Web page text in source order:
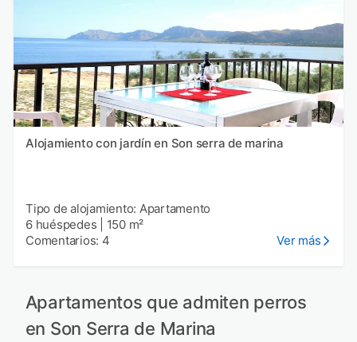
Alojamiento con jardín en Son serra de marina
Tipo de alojamiento: Apartamento
6 huéspedes
150 m²
Comentarios: 4
Ver más
Apartamentos que admiten perros
en Son Serra de Marina